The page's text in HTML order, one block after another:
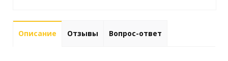
Описание Отзывы Вопрос-ответ